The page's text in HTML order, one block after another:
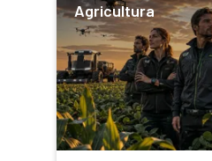
Agricultura